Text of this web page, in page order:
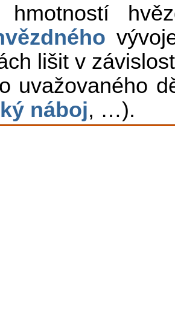
hmotností
lišit v
uvažovaného
náboj, …).